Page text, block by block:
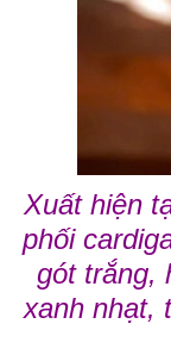
Xuất hiện
phối
gót trắng,
xanh nhạt,